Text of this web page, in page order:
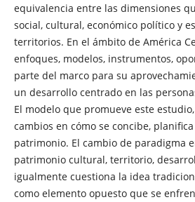
equivalencia entre las dimensiones
social, cultural, económico político y
territorios. En el ámbito de América
enfoques, modelos, instrumentos,
parte del marco para su
un desarrollo centrado en las
El modelo que promueve este
cambios en cómo se concibe,
patrimonio. El cambio de paradigma
patrimonio cultural, territorio,
igualmente cuestiona la idea
como elemento opuesto que se